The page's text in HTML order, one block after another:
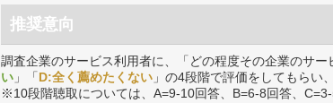
推奨意向
調査企業のサービス利用者に、「どの程度その企業のサ
い 」「D:全く薦めたくない 」の4段階で評価をしてもらい
※10段階聴取については、A=9-10回答、B=6-8回答、